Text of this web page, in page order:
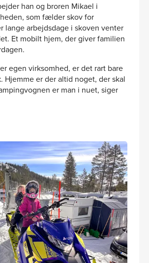
han og broren Mikael i
som fælder skov for
lange arbejdsdage i skoven venter
Et mobilt hjem, der giver familien
egen virksomhed, er det rart bare
Hjemme er der altid noget, der skal
er man i nuet, siger